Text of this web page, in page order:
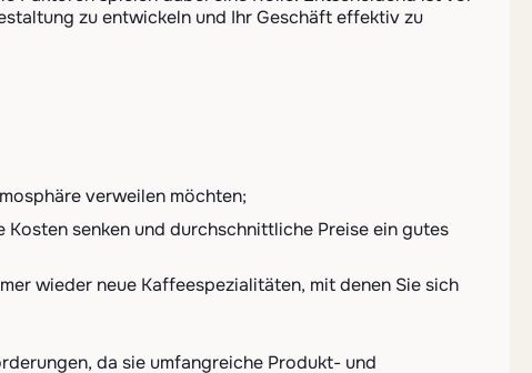
zu entwickeln und Ihr Geschäft effektiv zu
verweilen möchten;
senken und durchschnittliche Preise ein gutes
wieder neue Kaffeespezialitäten, mit denen Sie sich
da sie umfangreiche Produkt- und